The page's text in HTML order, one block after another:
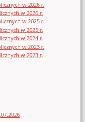
w 2026 r.
w 2026 r.
w 2025 r.
w 2025 r.
w 2024 r.
w 2023 r.
w 2023 r.